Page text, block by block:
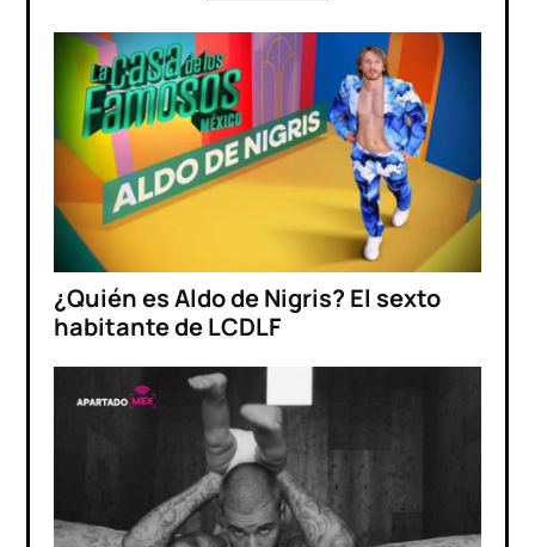
¿Quién es Aldo de Nigris? El sexto
habitante de LCDLF